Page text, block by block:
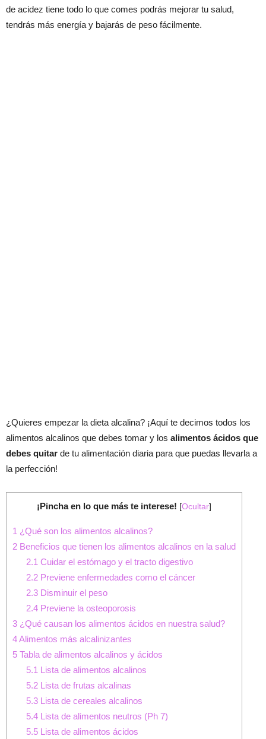
de acidez tiene todo lo que comes podrás mejorar tu salud,
tendrás más energía y bajarás de peso fácilmente.
¿Quieres empezar la dieta alcalina? ¡Aquí te decimos todos los
alimentos alcalinos que debes tomar y los alimentos ácidos que
debes quitar de tu alimentación diaria para que puedas llevarla a
la perfección!
¡Pincha en lo que más te interese! [Ocultar]
1 ¿Qué son los alimentos alcalinos?
2 Beneficios que tienen los alimentos alcalinos en la salud
2.1 Cuidar el estómago y el tracto digestivo
2.2Previene enfermedades como el cáncer
2.3Disminuir el peso
2.4Previene la osteoporosis
3 ¿Qué causan los alimentos ácidos en nuestra salud?
4Alimentos más alcalinizantes
5 Tabla de alimentos alcalinos y ácidos
5.1 Lista de alimentos alcalinos
5.2Lista de frutas alcalinas
5.3Lista de cereales alcalinos
5.4Lista de alimentos neutros (Ph 7)
5.5Lista de alimentos ácidos